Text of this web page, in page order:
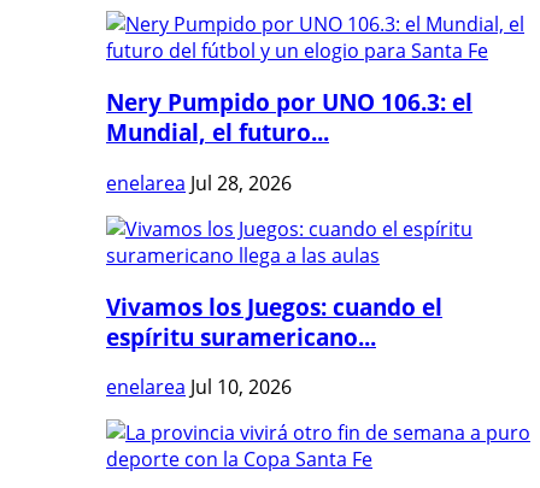
Nery Pumpido por UNO 106.3: el
Mundial, el futuro...
enelarea Jul 28, 2026
Vivamos los Juegos: cuando el
espíritu suramericano...
enelarea Jul 10, 2026